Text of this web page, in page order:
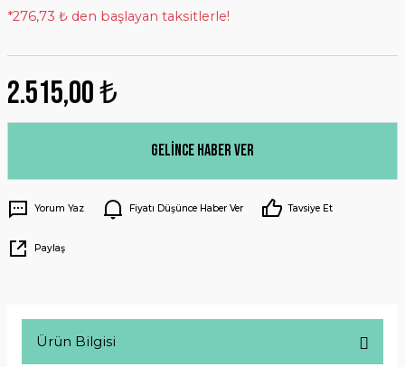
*276,73 ₺ den başlayan taksitlerle!
2.515,00 ₺
Gelince Haber Ver
Yorum Yaz Fiyatı Düşünce Haber Ver Tavsiye Et
Paylaş
Ürün Bilgisi